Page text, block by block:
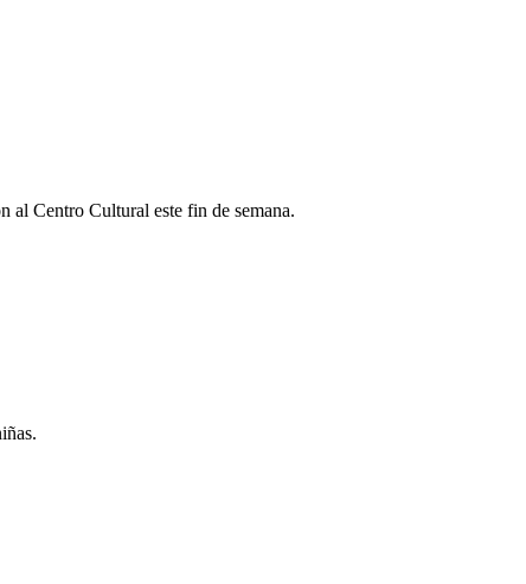
al Centro Cultural este fin de semana.